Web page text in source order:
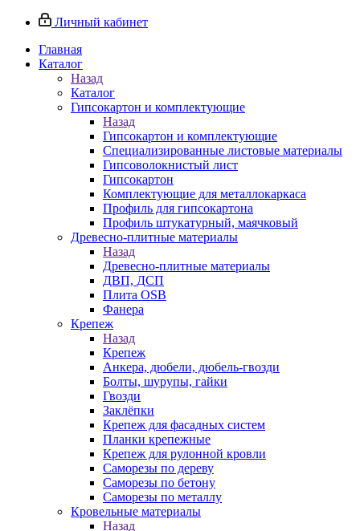
Личный кабинет
Главная
Каталог
Назад
Каталог
Гипсокартон и комплектующие
Назад
Гипсокартон и комплектующие
Специализированные листовые материалы
Гипсоволокнистый лист
Гипсокартон
Комплектующие для металлокаркаса
Профиль для гипсокартона
Профиль штукатурный, маячковый
Древесно-плитные материалы
Назад
Древесно-плитные материалы
ДВП, ДСП
Плита OSB
Фанера
Крепеж
Назад
Крепеж
Анкера, дюбели, дюбель-гвозди
Болты, шурупы, гайки
Гвозди
Заклёпки
Крепеж для фасадных систем
Планки крепежные
Крепеж для рулонной кровли
Саморезы по дереву
Саморезы по бетону
Саморезы по металлу
Кровельные материалы
Назад